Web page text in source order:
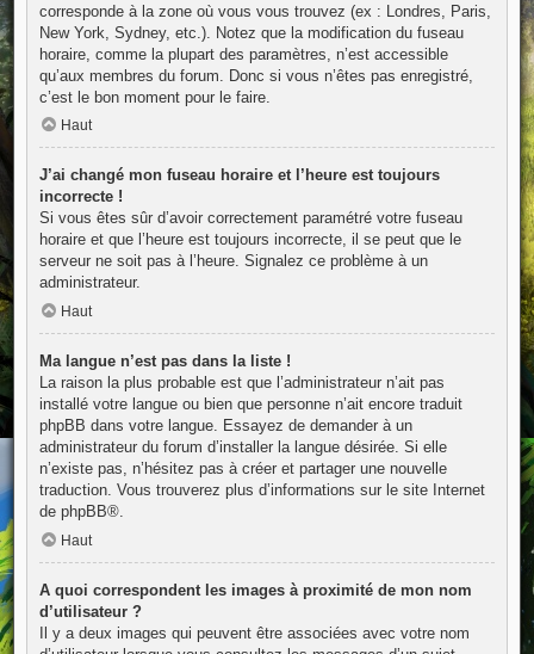
corresponde à la zone où vous vous trouvez (ex : Londres, Paris,
New York, Sydney, etc.). Notez que la modification du fuseau
horaire, comme la plupart des paramètres, n’est accessible
qu’aux membres du forum. Donc si vous n’êtes pas enregistré,
c’est le bon moment pour le faire.
Haut
J’ai changé mon fuseau horaire et l’heure est toujours
incorrecte !
Si vous êtes sûr d’avoir correctement paramétré votre fuseau
horaire et que l’heure est toujours incorrecte, il se peut que le
serveur ne soit pas à l’heure. Signalez ce problème à un
administrateur.
Haut
Ma langue n’est pas dans la liste !
La raison la plus probable est que l’administrateur n’ait pas
installé votre langue ou bien que personne n’ait encore traduit
phpBB dans votre langue. Essayez de demander à un
administrateur du forum d’installer la langue désirée. Si elle
n’existe pas, n’hésitez pas à créer et partager une nouvelle
traduction. Vous trouverez plus d’informations sur le site Internet
de phpBB®.
Haut
A quoi correspondent les images à proximité de mon nom
d’utilisateur ?
Il y a deux images qui peuvent être associées avec votre nom